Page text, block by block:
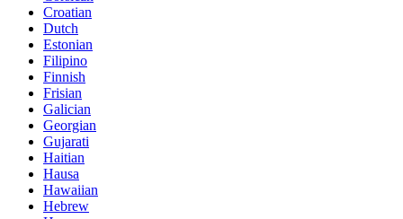
Croatian
Dutch
Estonian
Filipino
Finnish
Frisian
Galician
Georgian
Gujarati
Haitian
Hausa
Hawaiian
Hebrew